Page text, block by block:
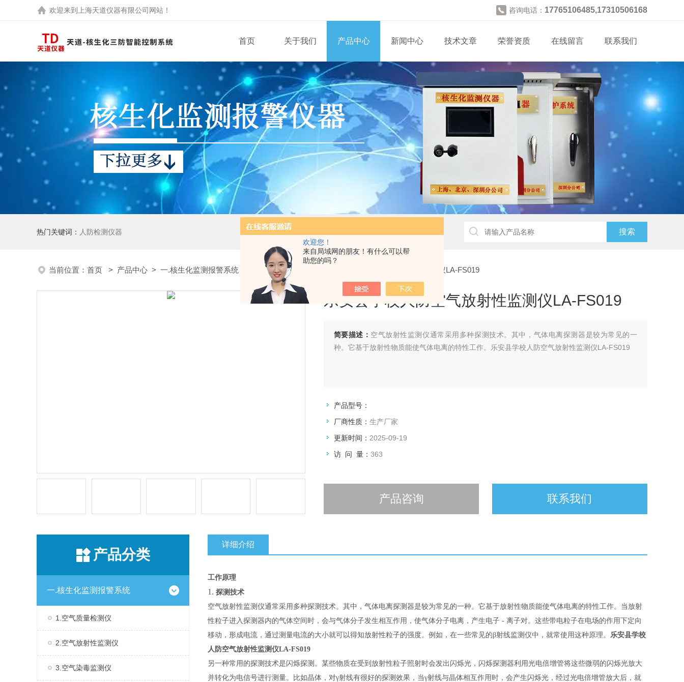
欢迎您！
来自局域网的朋友！有什么可以帮
助您的吗？
欢迎来到 上海天道仪器有限公司 网站！ 咨询电话： 17765106485,17310506168
首页 关于我们 产品中心 新闻中心 技术文章 荣誉资质 在线留言 联系我们
热门关键词： 人防检测仪器
当前位置： 首页 > 产品中心 > 一.核生化监测报警系统 2.空气放射性监测仪 > 乐安县学校人防空气放射性监测仪LA-FS019
乐安县学校人防空气放射性监测仪LA-FS019
简要描述： 空气放射性监测仪通常采用多种探测技术。其中，气体电离探测器是较为常见的一
种。它基于放射性物质能使气体电离的特性工作。乐安县学校人防空气放射性监测仪LA-FS019
产品型号：
厂商性质： 生产厂家
更新时间： 2025-09-19
访 问 量： 363
产品咨询 联系我们
产品分类
一.核生化监测报警系统
1.空气质量检测仪
2.空气放射性监测仪
3.空气染毒监测仪
详细介绍
工作原理
1. 探测技术
空气放射性监测仪通常采用多种探测技术。其中，气体电离探测器是较为常见的一种。它基于放射性物质能使气体电离的特性工作。当放射
性粒子进入探测器内的气体空间时，会与气体分子发生相互作用，使气体分子电离，产生电子 - 离子对。这些带电粒子在电场的作用下定向
移动，形成电流，通过测量电流的大小就可以得知放射性粒子的强度。例如，在一些常见的β射线监测仪中，就常使用这种原理。 乐安县学校
人防空气放射性监测仪LA-FS019
另一种常用的探测技术是闪烁探测。某些物质在受到放射性粒子照射时会发出闪烁光，闪烁探测器利用光电倍增管将这些微弱的闪烁光放大
并转化为电信号进行测量。比如晶体，对γ射线有很好的探测效果，当γ射线与晶体相互作用时，会产生闪烁光，经过光电倍增管放大后，就